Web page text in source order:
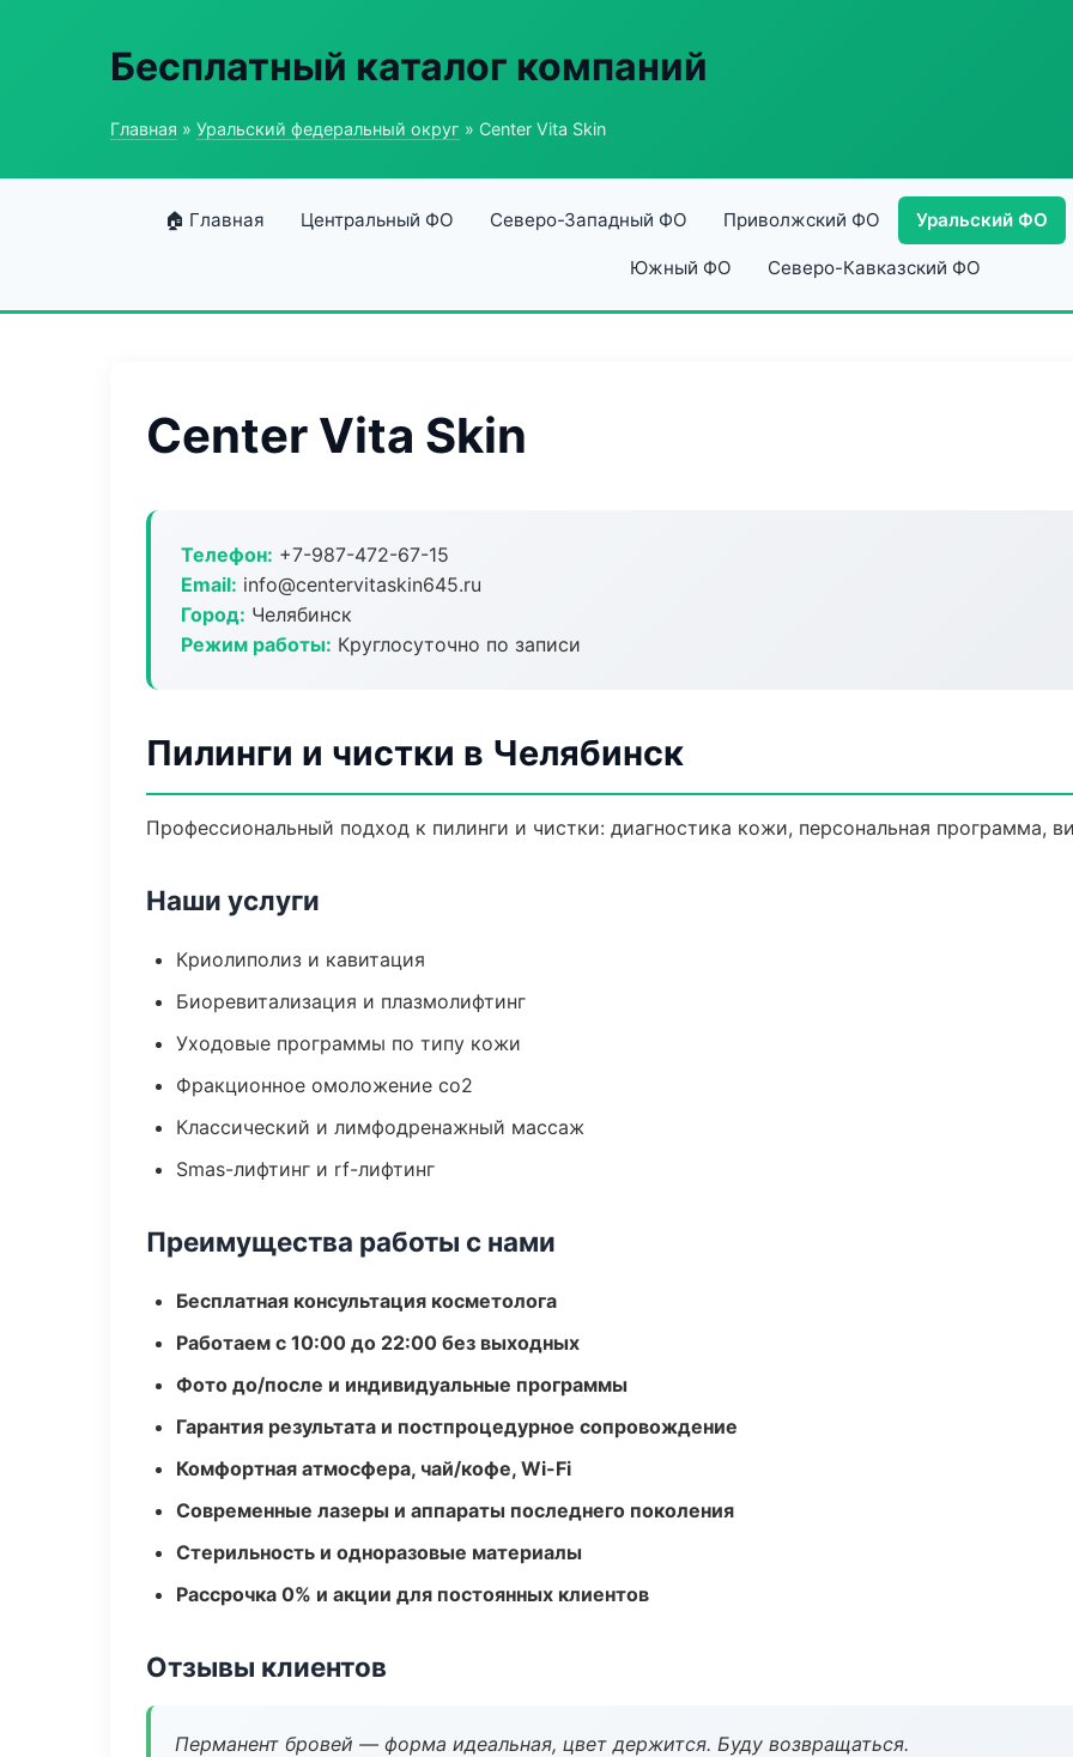
Бесплатный каталог компаний
Главная » Уральский федеральный округ » Center Vita Skin
🏠 Главная Центральный ФО Северо-Западный ФО Приволжский ФО Уральский ФО
Южный ФО Северо-Кавказский ФО
Center Vita Skin
Телефон: +7-987-472-67-15
Email: info@centervitaskin645.ru
Город: Челябинск
Режим работы: Круглосуточно по записи
Пилинги и чистки в Челябинск
Профессиональный подход к пилинги и чистки: диагностика кожи, персональная программа,
Наши услуги
Криолиполиз и кавитация
Биоревитализация и плазмолифтинг
Уходовые программы по типу кожи
Фракционное омоложение co2
Классический и лимфодренажный массаж
Smas-лифтинг и rf-лифтинг
Преимущества работы с нами
Бесплатная консультация косметолога
Работаем с 10:00 до 22:00 без выходных
Фото до/после и индивидуальные программы
Гарантия результата и постпроцедурное сопровождение
Комфортная атмосфера, чай/кофе, Wi-Fi
Современные лазеры и аппараты последнего поколения
Стерильность и одноразовые материалы
Рассрочка 0% и акции для постоянных клиентов
Отзывы клиентов
Перманент бровей — форма идеальная, цвет держится. Буду возвращаться.